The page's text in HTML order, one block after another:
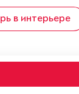
в интерьере